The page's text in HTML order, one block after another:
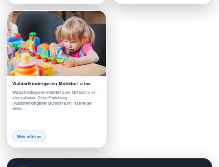
Waldorfkindergarten Mühldorf a.Inn
Waldorfkindergarten Mühldorf a.Inn, Mühldorf a. Inn -
Informationen Diese Einrichtung
(Waldorfkindergarten Mühldorf a.Inn) ist eine der
vielen …
Mehr erfahren